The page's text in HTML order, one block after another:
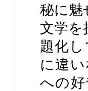
秘に魅
文学を
題化
に違
への